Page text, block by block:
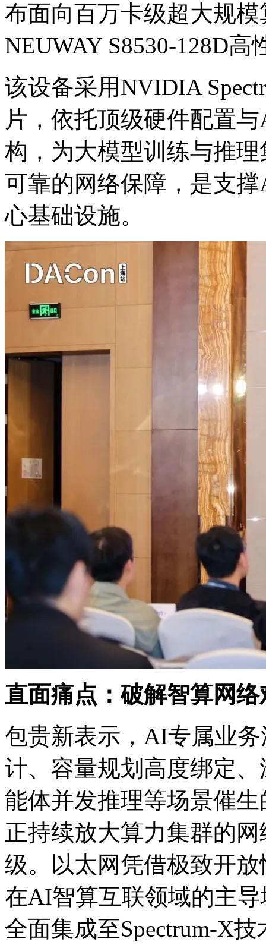
布面向百万卡级超大规
NEUWAY S8530-128D
该设备采用NVIDIA
片，依托顶级硬件配
构，为大模型训练与推理
可靠的网络保障，是
心基础设施。
直面痛点：破解智算网
包贵新表示，AI专属
计、容量规划高度绑定
能体并发推理等场景催生
正持续放大算力集群的网
级。以太网凭借极致开放
在AI智算互联领域的主
全面集成至Spectrum-X